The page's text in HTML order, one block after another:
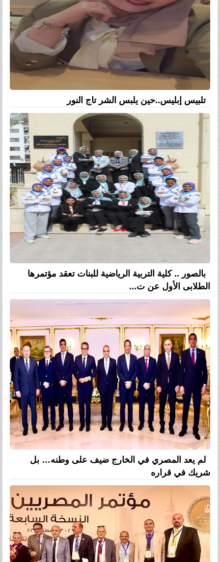
تلبيس إبليس..حين يلبس الشر تاج النور
بالصور .. كلية التربية الرياضية للبنات تعقد مؤتمرها
الطلابى الأول عن ت...
لم يعد المصري في الخارج ضيف على وطنه… بل
شريك في قراره